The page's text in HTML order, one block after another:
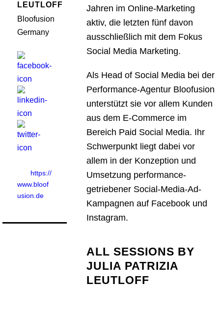
LEUTLOFF
Bloofusion
Germany
https://
www.bloof
usion.de
Jahren im Online-Marketing
aktiv, die letzten fünf davon
ausschließlich mit dem Fokus
Social Media Marketing.
Als Head of Social Media bei der
Performance-Agentur Bloofusion
unterstützt sie vor allem Kunden
aus dem E-Commerce im
Bereich Paid Social Media. Ihr
Schwerpunkt liegt dabei vor
allem in der Konzeption und
Umsetzung performance-
getriebener Social-Media-Ad-
Kampagnen auf Facebook und
Instagram.
ALL SESSIONS BY
JULIA PATRIZIA
LEUTLOFF